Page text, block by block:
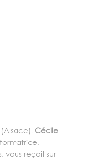
(Alsace), Cécile
vous reçoit sur